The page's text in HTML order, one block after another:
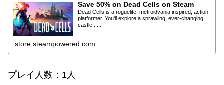
Save 50% on Dead Cells on Steam
Dead Cells is a roguelite, metroidvania inspired, action-
platformer. You'll explore a sprawling, ever-changing
castle......
store.steampowered.com
プレイ人数：1人